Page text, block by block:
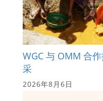
WGC 与 OMM 合
采
2026年8月6日